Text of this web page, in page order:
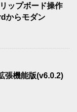
ップボード操作
からモダン
張機能版(v6.0.2)